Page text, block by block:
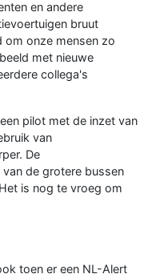
en andere
bruut
om onze mensen zo
met nieuwe
collega's
pilot met de inzet van
van
De
de grotere bussen
is nog te vroeg om
toen er een NL-Alert